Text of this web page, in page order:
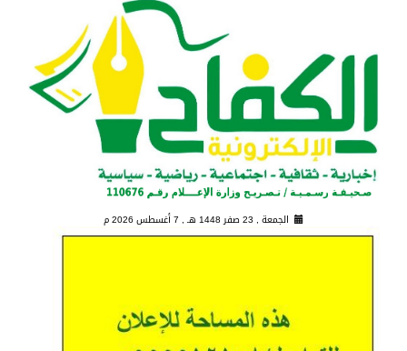
الجمعة , 23 صفر 1448 هـ , 7 أغسطس 2026 م